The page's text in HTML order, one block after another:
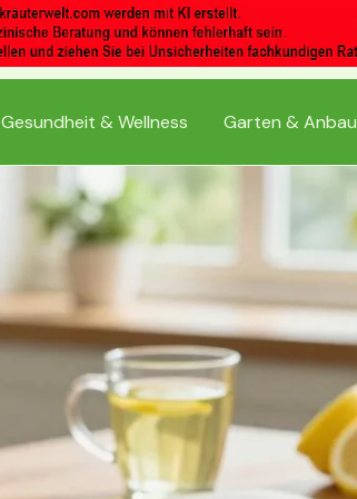
Gesundheit & Wellness Garten & Anbau